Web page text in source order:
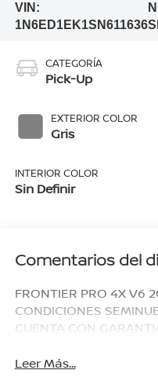
VIN:
1N6ED1EK1SN611636
CATEGORÍA
Pick-Up
EXTERIOR COLOR
Gris
INTERIOR COLOR
Sin Definir
Comentarios del
FRONTIER PRO 4X V6
CONDICIONES
CUENTA CON
Leer Más...